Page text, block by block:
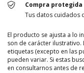
Compra protegida
Tus datos cuidados
El producto se ajusta a lo
son de carácter ilustrativo.
etiquetas (excepto en las
pueden variar. Si estas
en consultarnos antes de